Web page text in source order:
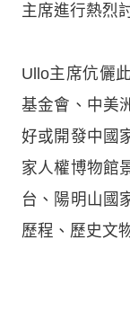
主席進行熱烈
Ullo主席伉儷
基金會、中美
好或開發中國
家人權博物館
台、陽明山國
歷程、歷史文